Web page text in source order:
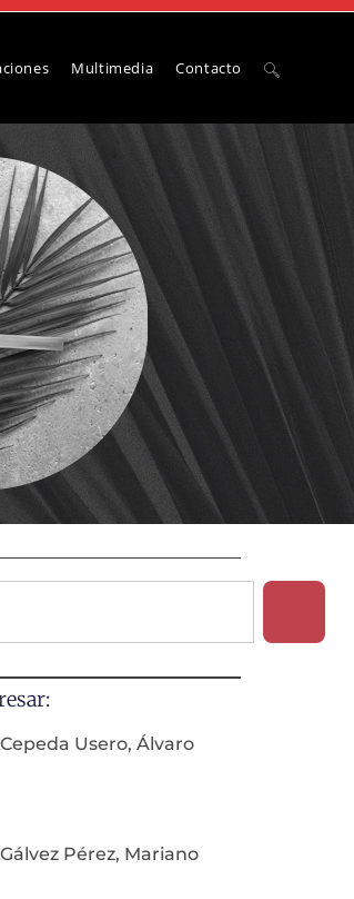
Multimedia Contacto
Cepeda Usero, Álvaro
Gálvez Pérez, Mariano